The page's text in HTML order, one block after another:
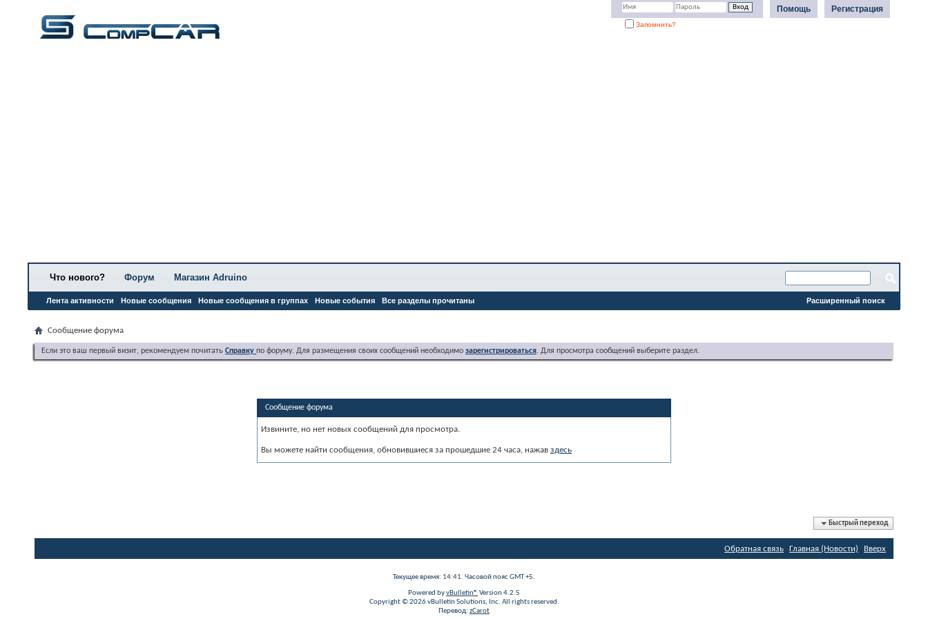
Регистрация
Помощь
Запомнить?
Что нового?
Лента активности Новые сообщения Новые сообщения в группах Новые события Все разделы прочитаны
Форум Магазин Adruino
Расширенный поиск
Сообщение форума
Если это ваш первый визит, рекомендуем почитать Справку по форуму. Для размещения своих сообщений необходимо зарегистрироваться. Для просмотра сообщений выберите раздел.
Сообщение форума
Извините, но нет новых сообщений для просмотра.
Вы можете найти сообщения, обновившиеся за прошедшие 24 часа, нажав здесь
Быстрый переход
Обратная связь Главная (Новости) Вверх
Текущее время: 14:41. Часовой пояс GMT +5.
Powered byvBulletin® Version 4.2.5
Copyright © 2026 vBulletin Solutions, Inc. All rights reserved.
Перевод: zCarot